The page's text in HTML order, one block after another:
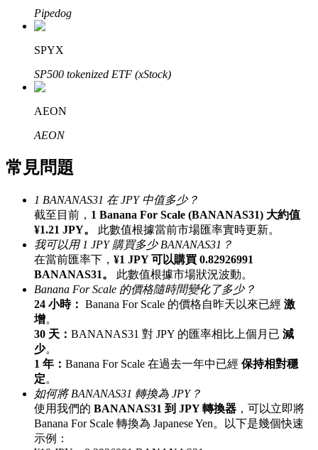
邀请好友
邀請朋友獲得現金獎勵
BTC 專享獎勵
Pipedog
SPYX
SP500 tokenized ETF (xStock)
AEON
AEON
常見問題
1 BANANAS31 在 JPY 中值多少？
截至目前， 1 Banana For Scale (BANANAS31) 大約值
¥1.21 JPY。
此數值根據當前市場匯率實時更新。
我可以用 1 JPY 購買多少 BANANAS31？
在當前匯率下， ¥1 JPY 可以購買 0.82926991
BANANAS31。
此數值根據市場狀況波動。
Banana For Scale 的價格隨時間變化了多少？
24 小時： Banana For Scale 的價格自昨天以來已經 激
增。
30 天： BANANAS31 對 JPY 的匯率相比上個月已 減
少。
1 年： Banana For Scale 在過去一年中已經 保持相對穩
定。
如何將 BANANAS31 轉換為 JPY？
使用我們的 BANANAS31 到 JPY 轉換器 ，可以立即將
Banana For Scale 轉換為 Japanese Yen。以下是幾個快速
示例：